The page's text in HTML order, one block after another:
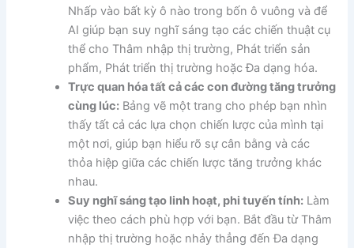
Nhấp vào bất kỳ ô nào trong bốn ô vuông và để
AI giúp bạn suy nghĩ sáng tạo các chiến thuật cụ
thể cho Thâm nhập thị trường, Phát triển sản
phẩm, Phát triển thị trường hoặc Đa dạng hóa.
Trực quan hóa tất cả các con đường tăng trưởng
cùng lúc: Bảng vẽ một trang cho phép bạn nhìn
thấy tất cả các lựa chọn chiến lược của mình tại
một nơi, giúp bạn hiểu rõ sự cân bằng và các
thỏa hiệp giữa các chiến lược tăng trưởng khác
nhau.
Suy nghĩ sáng tạo linh hoạt, phi tuyến tính: Làm
việc theo cách phù hợp với bạn. Bắt đầu từ Thâm
nhập thị trường hoặc nhảy thẳng đến Đa dạng